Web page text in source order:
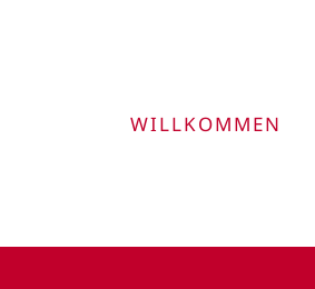
WILLKOMMEN